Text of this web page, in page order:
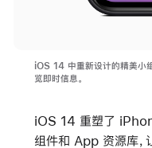
iOS 14 中重新设计的精美小
览即时信息。
iOS 14 重塑了
组件和 App 资源库，